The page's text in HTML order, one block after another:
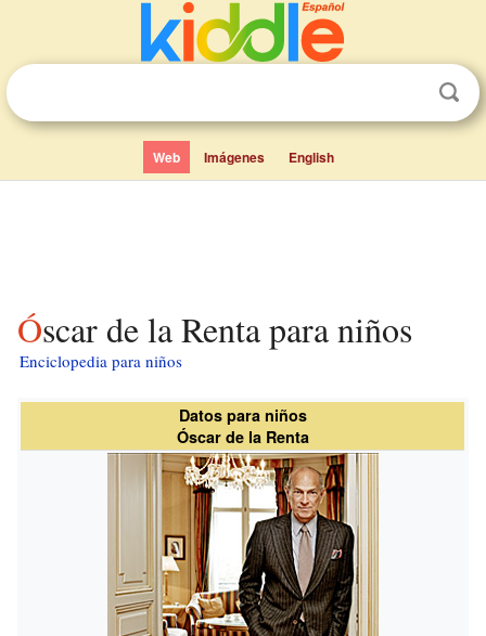
Web Imágenes English
Óscar de la Renta para niños
Enciclopedia para niños
Datos para niños
Óscar de la Renta